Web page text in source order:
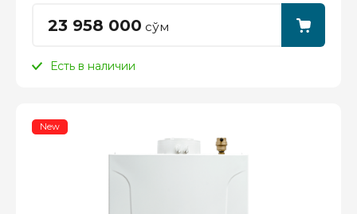
23 958 000 сўм
Есть в наличии
New